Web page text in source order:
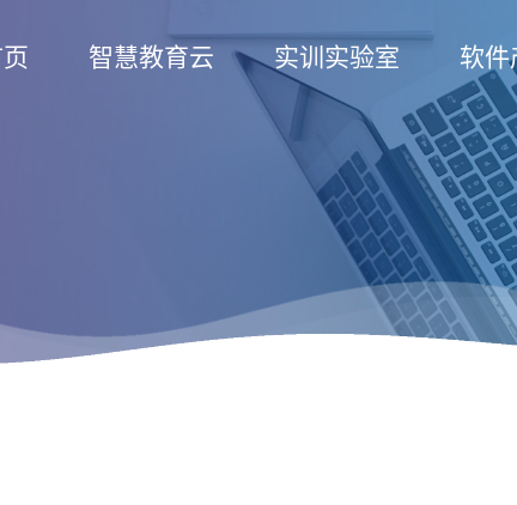
智慧教育云 实训实验室 软件